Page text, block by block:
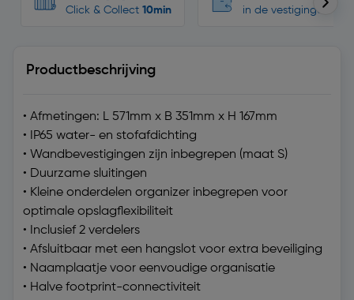
Click & Collect 10min
in de vestigingen
Productbeschrijving
• Afmetingen: L 571mm x B 351mm x H 167mm
• IP65 water- en stofafdichting
• Wandbevestigingen zijn inbegrepen (maat S)
• Duurzame sluitingen
• Kleine onderdelen organizer inbegrepen voor
optimale opslagflexibiliteit
• Inclusief 2 verdelers
• Afsluitbaar met een hangslot voor extra beveiliging
• Naamplaatje voor eenvoudige organisatie
• Halve footprint-connectiviteit